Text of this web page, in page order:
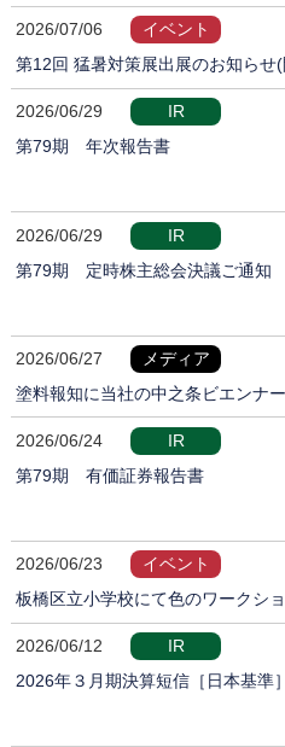
2026/07/06
イベント
第12回 猛暑対策展出展のお知らせ
2026/06/29
IR
第79期 年次報告書
2026/06/29
IR
第79期 定時株主総会決議ご通知
2026/06/27
メディア
塗料報知に当社の中之条ビエンナ
2026/06/24
IR
第79期 有価証券報告書
2026/06/23
イベント
板橋区立小学校にて色のワークシ
2026/06/12
IR
2026年３月期決算短信［日本基準